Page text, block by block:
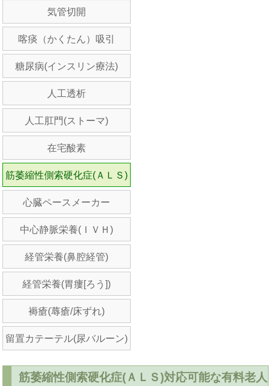
気管切開
喀痰（かくたん）吸引
糖尿病(インスリン療法)
人工透析
人工肛門(ストーマ)
在宅酸素
筋萎縮性側索硬化症(ＡＬＳ)
心臓ペースメーカー
中心静脈栄養(ＩＶＨ)
経管栄養(鼻腔経管)
経管栄養(胃瘻[ろう])
褥瘡(蓐瘡/床ずれ)
留置カテーテル(尿バルーン)
筋萎縮性側索硬化症(ＡＬＳ)対応可能な有料老人